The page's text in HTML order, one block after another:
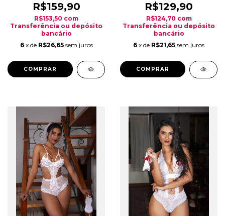
R$159,90
R$153,50 com
Transferência ou depósito
bancário
6 x de R$26,65 sem juros
COMPRAR
R$129,90
R$124,70 com
Transferência ou depósito
bancário
6 x de R$21,65 sem juros
COMPRAR